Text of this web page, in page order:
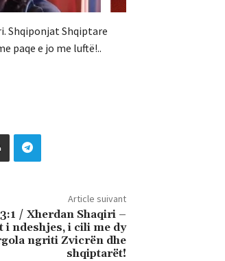
Shqiponjat Shqiptare
paqe e jo me luftë!..
Article suivant
/ Xherdan Shaqiri –
i ndeshjes, i cili me dy
ngriti Zvicrën dhe
shqiptarët!